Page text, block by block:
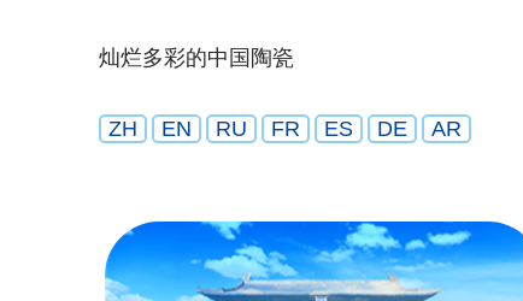
灿烂多彩的中国陶瓷
ZH EN RU FR ES DE AR